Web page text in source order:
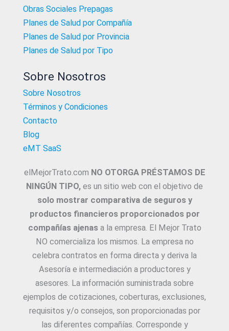
Obras Sociales Prepagas
Planes de Salud por Compañía
Planes de Salud por Provincia
Planes de Salud por Tipo
Sobre Nosotros
Sobre Nosotros
Términos y Condiciones
Contacto
Blog
eMT SaaS
elMejorTrato.com NO OTORGA PRÉSTAMOS DE
NINGÚN TIPO, es un sitio web con el objetivo de
solo mostrar comparativa de seguros y
productos financieros proporcionados por
compañías ajenasa la empresa. El Mejor Trato
NO comercializa los mismos. La empresa no
celebra contratos en forma directa y deriva la
Asesoría e intermediación a productores y
asesores. La información suministrada sobre
ejemplos de cotizaciones, coberturas, exclusiones,
requisitos y/o consejos, son proporcionadas por
las diferentes compañías. Corresponde y